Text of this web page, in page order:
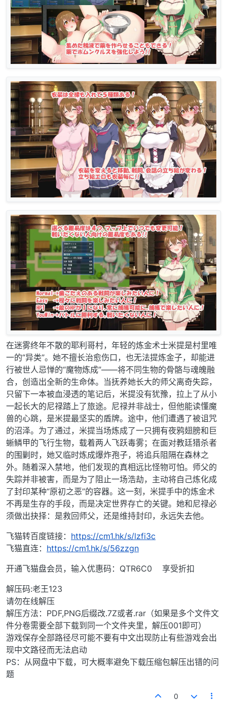
在迷雾终年不散的耶利哥村，年轻的炼金术士米提是村里唯
一的“异类”。她不擅长治愈伤口，也无法提炼金子，却能进
行被世人忌惮的“魔物炼成”——将不同生物的骨骼与魂魄融
合，创造出全新的生命体。当抚养她长大的师父离奇失踪，
只留下一本被血浸透的笔记后，米提没有犹豫，拉上了从小
一起长大的尼禄踏上了旅途。尼禄并非战士，但他能读懂魔
兽的心跳，是米提最坚实的盾牌。途中，他们遭遇了被诅咒
的沼泽。为了通过，米提当场炼成了一只拥有夜鸦翅膀和巨
蜥鳞甲的飞行生物，载着两人飞跃毒雾；在面对教廷猎杀者
的围剿时，她又临时炼成爆炸孢子，将追兵阻隔在森林之
外。随着深入禁地，他们发现的真相远比怪物可怕。师父的
失踪并非被害，而是为了阻止一场浩劫，主动将自己炼化成
了封印某种“原初之恶”的容器。这一刻，米提手中的炼金术
不再是生存的手段，而是决定世界存亡的关键。她和尼禄必
须做出抉择：是救回师父，还是维持封印，永远失去他。
飞猫转百度链接： https://cm1.hk/s/lzfi3c
飞猫直连： https://cm1.hk/s/56zzgn
开通飞猫盘会员，输入优惠码：QTR6C0 享受折扣
解压码:老王123
请勿在线解压
解压方法：PDF,PNG后缀改.7Z或者.rar（如果是多个文件文
件分卷需要全部下载到同一个文件夹里，解压001即可）
游戏保存全部路径尽可能不要有中文出现防止有些游戏会出
现中文路径而无法启动
PS：从网盘中下载，可大概率避免下载压缩包解压出错的问
题
0